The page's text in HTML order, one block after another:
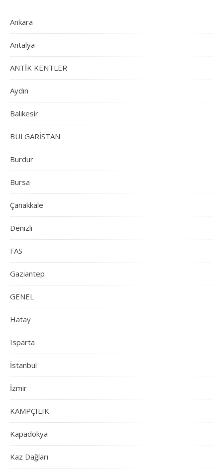
Ankara
Antalya
ANTİK KENTLER
Aydın
Balıkesir
BULGARİSTAN
Burdur
Bursa
Çanakkale
Denizli
FAS
Gaziantep
GENEL
Hatay
Isparta
İstanbul
İzmir
KAMPÇILIK
Kapadokya
Kaz Dağları